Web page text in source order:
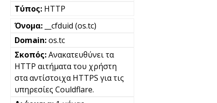
HTTP
__cfduid (os.tc)
os.tc
Ανακατευθύνει τα
HTTP αιτήματα του χρήστη
στα αντίστοιχα HTTPS για τις
υπηρεσίες Couldflare.